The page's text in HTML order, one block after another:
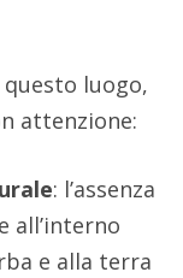
questo luogo,
attenzione:
: l’assenza
all’interno
e alla terra